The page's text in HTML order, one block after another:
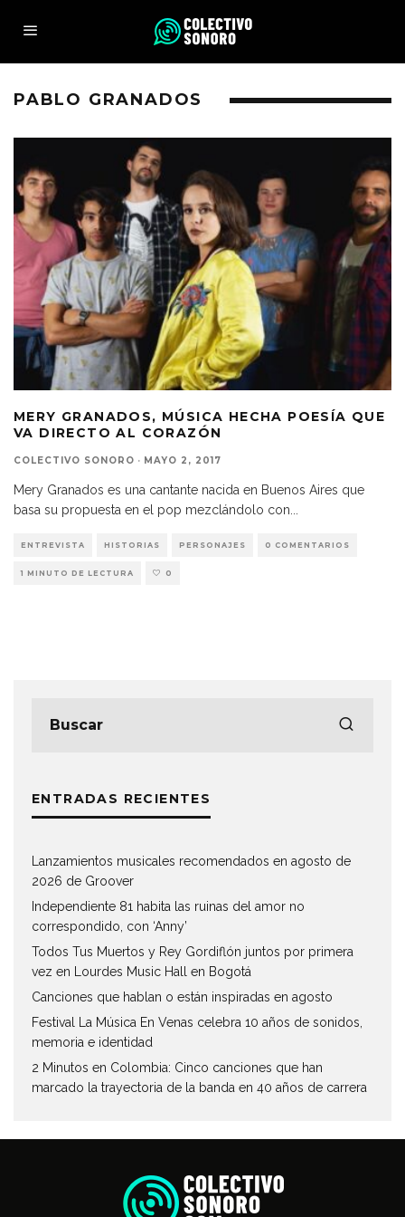
PABLO GRANADOS
MERY GRANADOS, MÚSICA HECHA POESÍA QUE
VA DIRECTO AL CORAZÓN
COLECTIVO SONORO · MAYO 2, 2017
Mery Granados es una cantante nacida en Buenos Aires que
basa su propuesta en el pop mezclándolo con
ENTREVISTA HISTORIAS PERSONAJES 0 COMENTARIOS
1 MINUTO DE LECTURA 0
ENTRADAS RECIENTES
Lanzamientos musicales recomendados en agosto de
2026 de Groover
Independiente 81 habita las ruinas del amor no
correspondido, con ‘Anny’
Todos Tus Muertos y Rey Gordiflón juntos por primera
vez en Lourdes Music Hall en Bogotá
Canciones que hablan o están inspiradas en agosto
Festival La Música En Venas celebra 10 años de sonidos,
memoria e identidad
2 Minutos en Colombia: Cinco canciones que han
marcado la trayectoria de la banda en 40 años de carrera